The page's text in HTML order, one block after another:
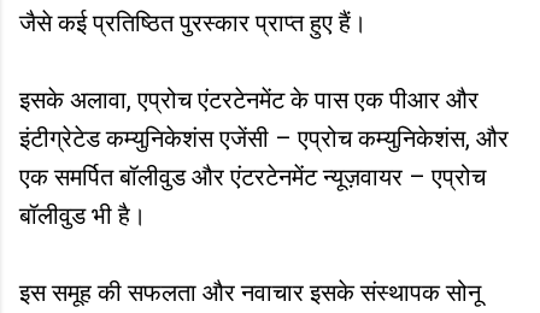
जैसे कई प्रतिष्ठित पुरस्कार प्राप्त हुए हैं।
इसके अलावा, एप्रोच एंटरटेनमेंट के पास एक पीआर और
इंटीग्रेटेड कम्युनिकेशंस एजेंसी – एप्रोच कम्युनिकेशंस, और
एक समर्पित बॉलीवुड और एंटरटेनमेंट न्यूज़वायर – एप्रोच
बॉलीवुड भी है।
इस समूह की सफलता और नवाचार इसके संस्थापक सोनू